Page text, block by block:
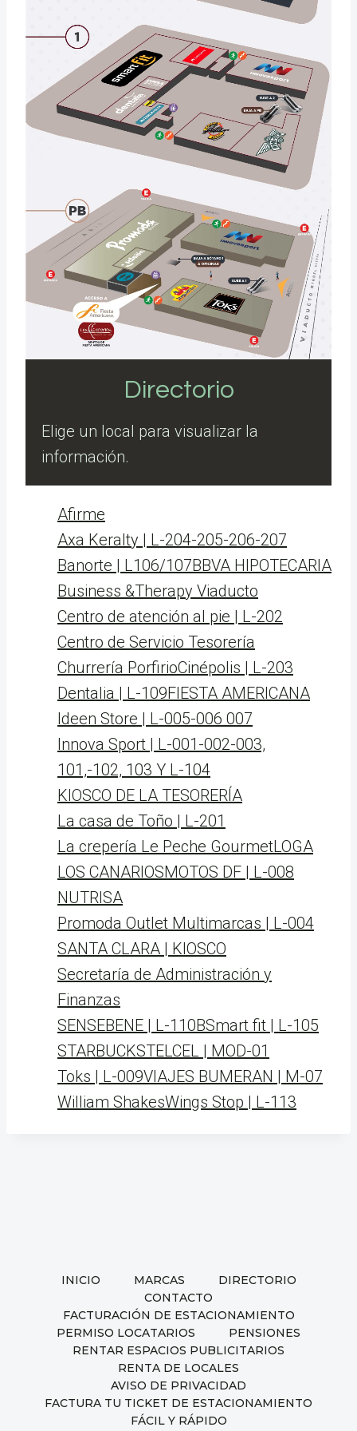
Directorio
Elige un local para visualizar la
información.
Afirme
Axa Keralty | L-204-205-206-207
Banorte | L106/107BBVA HIPOTECARIA
Business &Therapy Viaducto
Centro de atención al pie | L-202
Centro de Servicio Tesorería
Churrería PorfirioCinépolis | L-203
Dentalia | L-109FIESTA AMERICANA
Ideen Store | L-005-006 007
Innova Sport | L-001-002-003,
101,-102, 103 Y L-104
KIOSCO DE LA TESORERÍA
La casa de Toño | L-201
La crepería Le Peche GourmetLOGA
LOS CANARIOSMOTOS DF | L-008
NUTRISA
Promoda Outlet Multimarcas | L-004
SANTA CLARA | KIOSCO
Secretaría de Administración y
Finanzas
SENSEBENE | L-110BSmart fit | L-105
STARBUCKSTELCEL | MOD-01
Toks | L-009VIAJES BUMERAN | M-07
William ShakesWings Stop | L-113
INICIO MARCAS
DIRECTORIO
CONTACTO
FACTURACIÓN DE ESTACIONAMIENTO
PERMISO LOCATARIOS
PENSIONES
RENTAR ESPACIOS PUBLICITARIOS
RENTA DE LOCALES
AVISO DE PRIVACIDAD
FACTURA TU TICKET DE ESTACIONAMIENTO
FÁCIL Y RÁPIDO